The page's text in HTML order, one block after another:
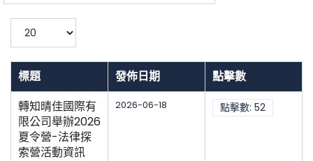
過
濾
數
目
標題 發佈日期
點擊數
轉知晴佳國際有
限公司舉辦2026
夏令營-法律探
索營活動資訊
2026-06-18 點擊數: 52